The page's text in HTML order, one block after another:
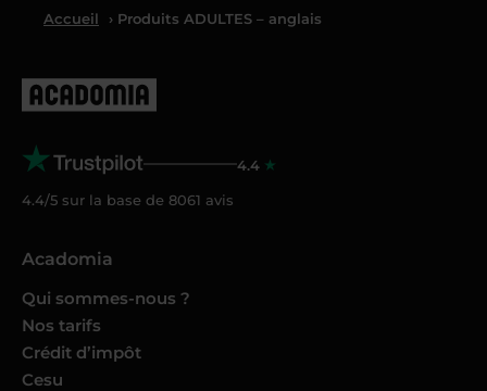
Accueil › Produits ADULTES – anglais
4.4
4.4/5 sur la base de 8061 avis
Acadomia
Qui sommes-nous ?
Nos tarifs
Crédit d’impôt
Cesu